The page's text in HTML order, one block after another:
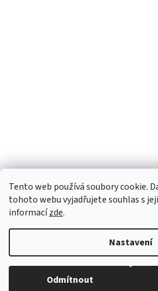
Tento web používá soubory cookie.
tohoto webu vyjadřujete souhlas s
informacízde.
Nastavení
Odmítnout
Copyright 2026vypocetnitechnika.eu.
Upravit nastavení